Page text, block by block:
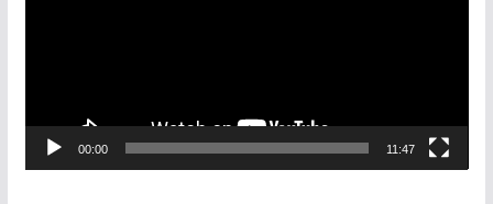
V
00:00 11:47